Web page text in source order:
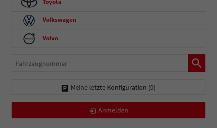
Toyota
Volkswagen
Volvo
Fahrzeugnummer
Meine letzte Konfiguration (0)
Anmelden